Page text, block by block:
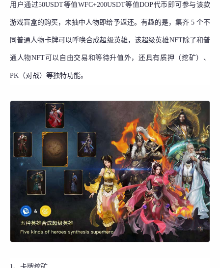
用户通过50USDT等值WFC+200USDT等值DOP代币即可参与该款
游戏盲盒的购买，未抽中人物即给予返还。有趣的是，集齐 5 个不
同普通人物卡牌可以呼唤合成超级英雄，该超级英雄NFT除了和普
通人物NFT可以自由交易和等待升值外，还具有质押（挖矿）、
PK（对战）等独特功能。